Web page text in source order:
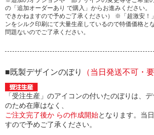
の「追加オーダーあり で購入」からお進みください。
できかねますので予めご了承ください） ※「超激安！
ンをシルク印刷にて大量生産しているので特価価格と
問題ないのでご了承ください。
■既製デザインのぼり （当日発送不可・
「受注生産」のアイコンの付いたのぼりは、
のため在庫はなく、
ご注文完了後か らの作成開始となります。当
すので予めご了承ください。